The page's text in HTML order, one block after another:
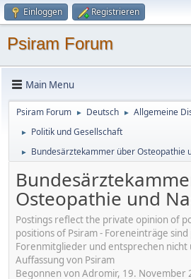
Einloggen Registrieren
Psiram Forum
Main Menu
Psiram Forum ► Deutsch ► Allgemeine
► Politik und Gesellschaft
► Bundesärztekammer über Osteopathie
Osteopathie und
Postings reflect the private opinion of
positions of Psiram - Foreneinträge
Forenmitglieder und entsprechen
Auffassung von Psiram
Begonnen von Adromir, 19. November